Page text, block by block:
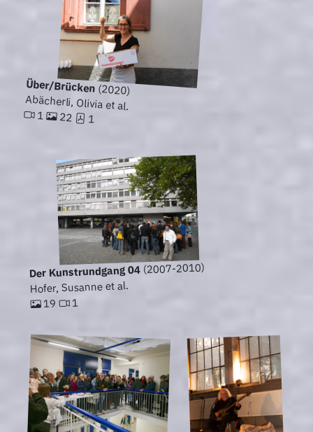
Über/Brücken(2020)
Abächerli, Olivia et al.
1 22 1
Der Kunstrundgang 04(2007-2010)
Hofer, Susanne et al.
19 1